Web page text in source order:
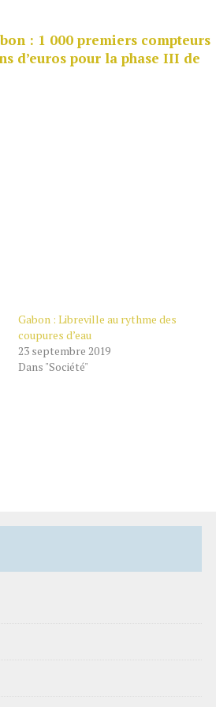
: 1 000 premiers compteurs
d’euros pour la phase III de
Gabon : Libreville au rythme des
coupures d’eau
23 septembre 2019
Dans "Société"